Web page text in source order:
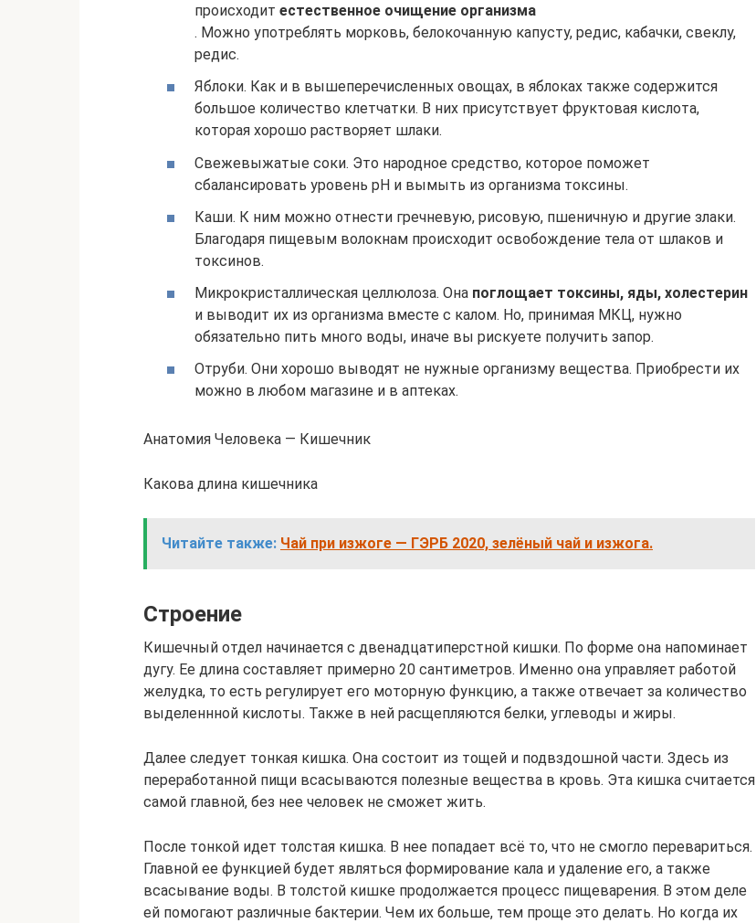
происходит естественное очищение организма
. Можно употреблять морковь, белокочанную капусту, редис, кабачки, свеклу,
редис.
Яблоки. Как и в вышеперечисленных овощах, в яблоках также содержится
большое количество клетчатки. В них присутствует фруктовая кислота,
которая хорошо растворяет шлаки.
Свежевыжатые соки. Это народное средство, которое поможет
сбалансировать уровень рН и вымыть из организма токсины.
Каши. К ним можно отнести гречневую, рисовую, пшеничную и другие злаки.
Благодаря пищевым волокнам происходит освобождение тела от шлаков и
токсинов.
Микрокристаллическая целлюлоза. Она поглощает токсины, яды, холестерин
и выводит их из организма вместе с калом. Но, принимая МКЦ, нужно
обязательно пить много воды, иначе вы рискуете получить запор.
Отруби. Они хорошо выводят не нужные организму вещества. Приобрести их
можно в любом магазине и в аптеках.
Анатомия Человека — Кишечник
Какова длина кишечника
Читайте также: Чай при изжоге — ГЭРБ 2020, зелёный чай и изжога.
Строение
Кишечный отдел начинается с двенадцатиперстной кишки. По форме она напоминает
дугу. Ее длина составляет примерно 20 сантиметров. Именно она управляет работой
желудка, то есть регулирует его моторную функцию, а также отвечает за количество
выделеннной кислоты. Также в ней расщепляются белки, углеводы и жиры.
Далее следует тонкая кишка. Она состоит из тощей и подвздошной части. Здесь из
переработанной пищи всасываются полезные вещества в кровь. Эта кишка считается
самой главной, без нее человек не сможет жить.
После тонкой идет толстая кишка. В нее попадает всё то, что не смогло перевариться.
Главной ее функцией будет являться формирование кала и удаление его, а также
всасывание воды. В толстой кишке продолжается процесс пищеварения. В этом деле
ей помогают различные бактерии. Чем их больше, тем проще это делать. Но когда их